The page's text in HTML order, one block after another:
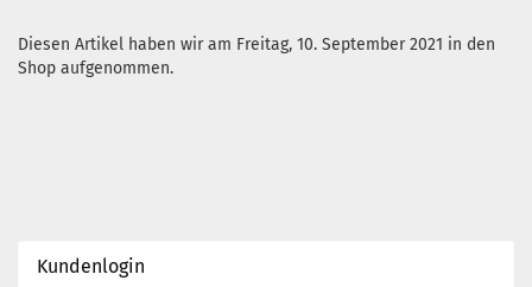
Diesen Artikel haben wir am Freitag, 10. September 2021 in den
Shop aufgenommen.
Kundenlogin